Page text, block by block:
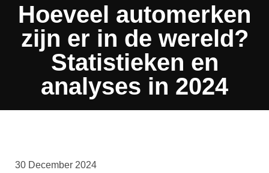
Hoeveel automerken
zijn er in de wereld?
Statistieken en
analyses in 2024
30 December 2024